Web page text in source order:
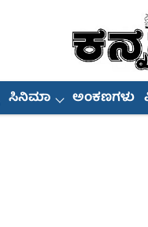
ಸಿನಿಮಾ ಅಂಕಣಗಳು